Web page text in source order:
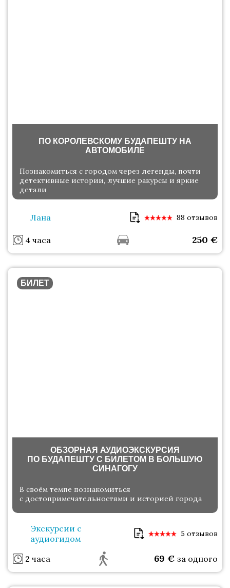
ПО КОРОЛЕВСКОМУ БУДАПЕШТУ НА
АВТОМОБИЛЕ
Познакомиться с городом через легенды, почти
детективные истории, лучшие ракурсы и яркие
детали
Лана 88 отзывов
4 часа 250 €
БИЛЕТ
ОБЗОРНАЯ АУДИОЭКСКУРСИЯ
ПО БУДАПЕШТУ С БИЛЕТОМ В БОЛЬШУЮ
СИНАГОГУ
В своём темпе познакомиться
с достопримечательностями и историей города
Экскурсии с
аудиогидом
5 отзывов
2 часа 69 € за одного